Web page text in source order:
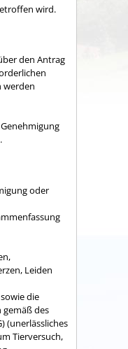
wird.
den Antrag
werden
oder
Leiden
die
des
(unerlässliches
Tierversuch,